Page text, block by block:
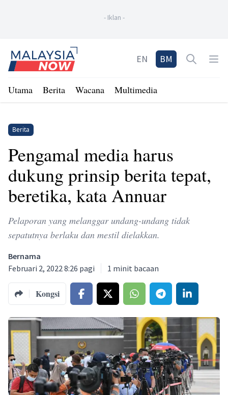
- Iklan -
Home
EN BM Open
Utama Berita Wacana Multimedia
Berita
Pengamal media harus
dukung prinsip berita tepat,
beretika, kata Annuar
Pelaporan yang melanggar undang-undang tidak
sepatutnya berlaku dan mestil dielakkan.
Bernama
Februari 2, 2022 8:26 pagi
1 minit bacaan
Kongsi